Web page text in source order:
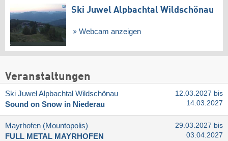
Ski Juwel Alpbachtal Wildschönau
Webcam anzeigen
Veranstaltungen
Ski Juwel Alpbachtal Wildschönau
Sound on Snow in Niederau
12.03.2027 bis
14.03.2027
Mayrhofen (Mountopolis)
FULL METAL MAYRHOFEN
29.03.2027 bis
03.04.2027